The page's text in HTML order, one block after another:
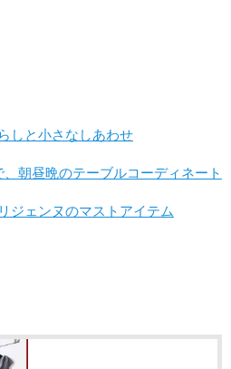
しと小さなしあわせ
朝昼晩のテーブルコーディネート
ジェンヌのマストアイテム